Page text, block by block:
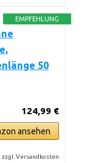
EMPFEHLUNG
50
124,99 €
ansehen
zzgl. Versandkosten